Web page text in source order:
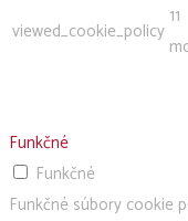
viewed_cookie_policy
11
Funkčné
Funkčné
Funkčné súbory cookie